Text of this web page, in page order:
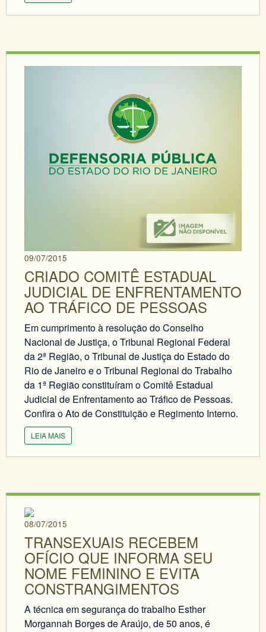
09/07/2015
CRIADO COMITÊ ESTADUAL
JUDICIAL DE ENFRENTAMENTO
AO TRÁFICO DE PESSOAS
Em cumprimento à resolução do Conselho
Nacional de Justiça, o Tribunal Regional Federal
da 2ª Região, o Tribunal de Justiça do Estado do
Rio de Janeiro e o Tribunal Regional do Trabalho
da 1ª Região constituíram o Comitê Estadual
Judicial de Enfrentamento ao Tráfico de Pessoas.
Confira o Ato de Constituição e Regimento Interno.
LEIA MAIS
08/07/2015
TRANSEXUAIS RECEBEM
OFÍCIO QUE INFORMA SEU
NOME FEMININO E EVITA
CONSTRANGIMENTOS
A técnica em segurança do trabalho Esther
Morgannah Borges de Araújo, de 50 anos, é